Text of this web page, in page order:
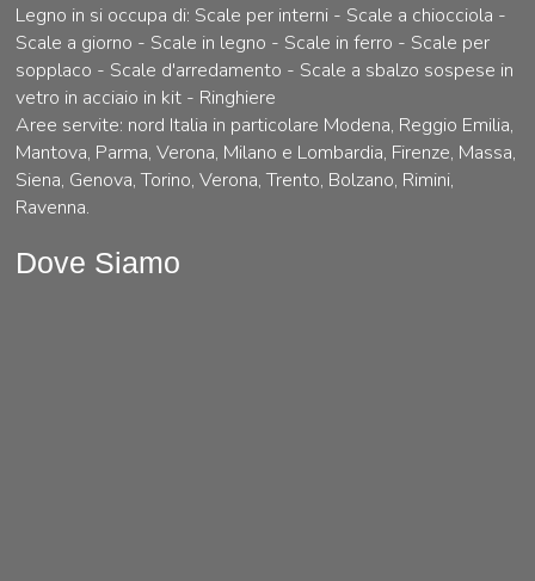
Legno in si occupa di: Scale per interni - Scale a chiocciola -
Scale a giorno - Scale in legno - Scale in ferro - Scale per
sopplaco - Scale d'arredamento - Scale a sbalzo sospese in
vetro in acciaio in kit - Ringhiere
Aree servite: nord Italia in particolare Modena, Reggio Emilia,
Mantova, Parma, Verona, Milano e Lombardia, Firenze, Massa,
Siena, Genova, Torino, Verona, Trento, Bolzano, Rimini,
Ravenna.
Dove Siamo